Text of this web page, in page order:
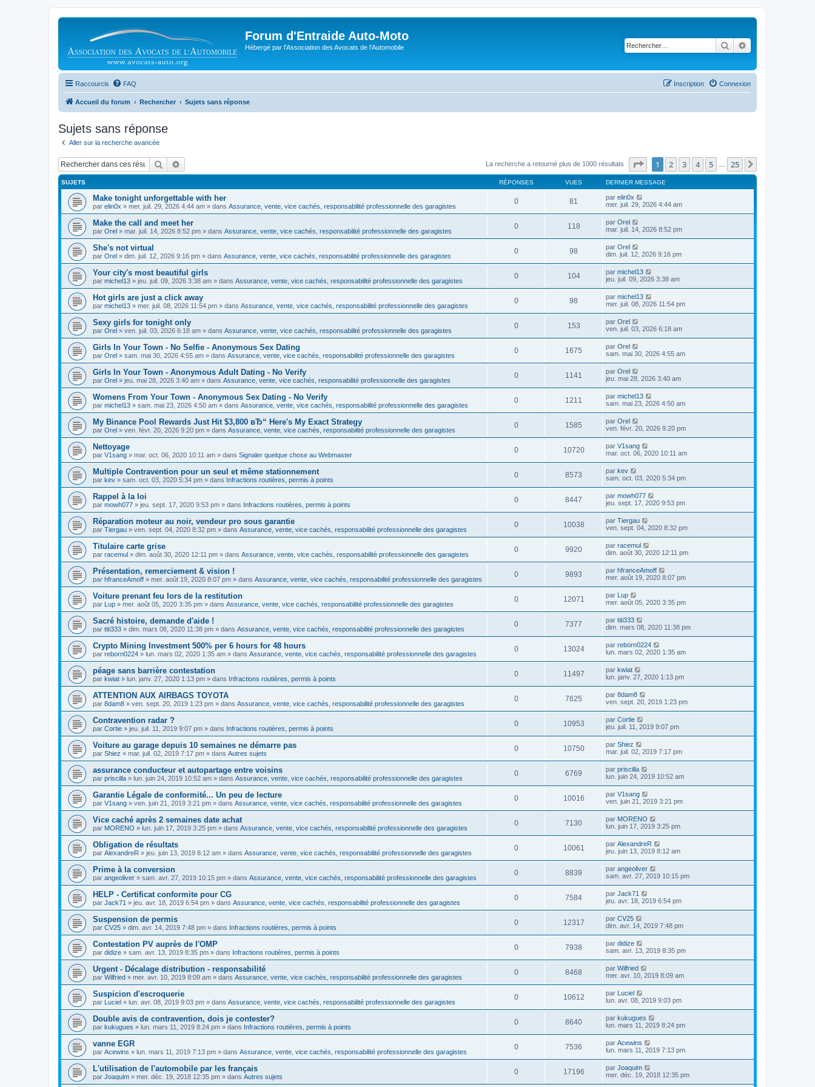
Forum d'Entraide Auto-Moto
Hébergé par l'Association des Avocats de l'Automobile Rechercher
Raccourcis FAQ Connexion
Inscription
Accueil du forum Rechercher Sujets sans réponse
Sujets sans réponse
Aller sur la recherche avancée
Rechercher La recherche a retourné plus de 1000 résultats Page sur25
1 2 3 4 5 25
SUJETS RÉPONSES VUES DERNIER MESSAGE
Make tonight unforgettable with her
par elin0x » mer. juil. 29, 2026 4:44 am » dans Assurance, vente, vice cachés, responsabilité professionnelle des garagistes
0 81 par elin0x
mer. juil. 29, 2026 4:44 am
Make the call and meet her
par Orel » mar. juil. 14, 2026 8:52 pm » dans Assurance, vente, vice cachés, responsabilité professionnelle des garagistes
0 118 par Orel
mar. juil. 14, 2026 8:52 pm
She's not virtual
par Orel » dim. juil. 12, 2026 9:16 pm » dans Assurance, vente, vice cachés, responsabilité professionnelle des garagistes
0 98 par Orel
dim. juil. 12, 2026 9:16 pm
Your city's most beautiful girls
par michel13 » jeu. juil. 09, 2026 3:38 am » dans Assurance, vente, vice cachés, responsabilité professionnelle des garagistes
0 104 par michel13
jeu. juil. 09, 2026 3:38 am
Hot girls are just a click away
par michel13 » mer. juil. 08, 2026 11:54 pm » dans Assurance, vente, vice cachés, responsabilité professionnelle des garagistes
0 98 par michel13
mer. juil. 08, 2026 11:54 pm
Sexy girls for tonight only
par Orel » ven. juil. 03, 2026 6:18 am » dans Assurance, vente, vice cachés, responsabilité professionnelle des garagistes
0 153 par Orel
ven. juil. 03, 2026 6:18 am
Girls In Your Town - No Selfie - Anonymous Sex Dating
par Orel » sam. mai 30, 2026 4:55 am » dans Assurance, vente, vice cachés, responsabilité professionnelle des garagistes
0 1675 par Orel
sam. mai 30, 2026 4:55 am
Girls In Your Town - Anonymous Adult Dating - No Verify
par Orel » jeu. mai 28, 2026 3:40 am » dans Assurance, vente, vice cachés, responsabilité professionnelle des garagistes
0 1141 par Orel
jeu. mai 28, 2026 3:40 am
Womens From Your Town - Anonymous Sex Dating - No Verify
par michel13 » sam. mai 23, 2026 4:50 am » dans Assurance, vente, vice cachés, responsabilité professionnelle des garagistes
0 1211 par michel13
sam. mai 23, 2026 4:50 am
My Binance Pool Rewards Just Hit $3,800 вЂ“ Here's My Exact Strategy
par Orel » ven. févr. 20, 2026 9:20 pm » dans Assurance, vente, vice cachés, responsabilité professionnelle des garagistes
0 1585 par Orel
ven. févr. 20, 2026 9:20 pm
Nettoyage
par V1sang » mar. oct. 06, 2020 10:11 am » dans Signaler quelque chose au Webmaster
0 10720 par V1sang
mar. oct. 06, 2020 10:11 am
Multiple Contravention pour un seul et même stationnement
par kev » sam. oct. 03, 2020 5:34 pm » dans Infractions routières, permis à points
0 8573 par kev
sam. oct. 03, 2020 5:34 pm
Rappel à la loi
par mowh077 » jeu. sept. 17, 2020 9:53 pm » dans Infractions routières, permis à points
0 8447 par mowh077
jeu. sept. 17, 2020 9:53 pm
Réparation moteur au noir, vendeur pro sous garantie
par Tiergau » ven. sept. 04, 2020 8:32 pm » dans Assurance, vente, vice cachés, responsabilité professionnelle des garagistes
0 10038 par Tiergau
ven. sept. 04, 2020 8:32 pm
Titulaire carte grise
par racemul » dim. août 30, 2020 12:11 pm » dans Assurance, vente, vice cachés, responsabilité professionnelle des garagistes
0 9920 par racemul
dim. août 30, 2020 12:11 pm
Présentation, remerciement & vision !
par hfranceAmoff » mer. août 19, 2020 8:07 pm » dans Assurance, vente, vice cachés, responsabilité professionnelle des garagistes
0 9893 par hfranceAmoff
mer. août 19, 2020 8:07 pm
Voiture prenant feu lors de la restitution
par Lup » mer. août 05, 2020 3:35 pm » dans Assurance, vente, vice cachés, responsabilité professionnelle des garagistes
0 12071 par Lup
mer. août 05, 2020 3:35 pm
Sacré histoire, demande d'aide !
par titi333 » dim. mars 08, 2020 11:38 pm » dans Assurance, vente, vice cachés, responsabilité professionnelle des garagistes
0 7377 par titi333
dim. mars 08, 2020 11:38 pm
Crypto Mining Investment 500% per 6 hours for 48 hours
par reborn0224 » lun. mars 02, 2020 1:35 am » dans Assurance, vente, vice cachés, responsabilité professionnelle des garagistes
0 13024 par reborn0224
lun. mars 02, 2020 1:35 am
péage sans barrière contestation
par kwiat » lun. janv. 27, 2020 1:13 pm » dans Infractions routières, permis à points
0 11497 par kwiat
lun. janv. 27, 2020 1:13 pm
ATTENTION AUX AIRBAGS TOYOTA
par 8dam8 » ven. sept. 20, 2019 1:23 pm » dans Assurance, vente, vice cachés, responsabilité professionnelle des garagistes
0 7625 par 8dam8
ven. sept. 20, 2019 1:23 pm
Contravention radar ?
par Cortie » jeu. juil. 11, 2019 9:07 pm » dans Infractions routières, permis à points
0 10953 par Cortie
jeu. juil. 11, 2019 9:07 pm
Voiture au garage depuis 10 semaines ne démarre pas
par Shiez » mar. juil. 02, 2019 7:17 pm » dans Autres sujets
0 10750 par Shiez
mar. juil. 02, 2019 7:17 pm
assurance conducteur et autopartage entre voisins
par priscilla » lun. juin 24, 2019 10:52 am » dans Assurance, vente, vice cachés, responsabilité professionnelle des garagistes
0 6769 par priscilla
lun. juin 24, 2019 10:52 am
Garantie Légale de conformité... Un peu de lecture
par V1sang » ven. juin 21, 2019 3:21 pm » dans Assurance, vente, vice cachés, responsabilité professionnelle des garagistes
0 10016 par V1sang
ven. juin 21, 2019 3:21 pm
Vice caché après 2 semaines date achat
par MORENO » lun. juin 17, 2019 3:25 pm » dans Assurance, vente, vice cachés, responsabilité professionnelle des garagistes
0 7130 par MORENO
lun. juin 17, 2019 3:25 pm
Obligation de résultats
par AlexandreR » jeu. juin 13, 2019 8:12 am » dans Assurance, vente, vice cachés, responsabilité professionnelle des garagistes
0 10061 par AlexandreR
jeu. juin 13, 2019 8:12 am
Prime à la conversion
par angeoliver » sam. avr. 27, 2019 10:15 pm » dans Assurance, vente, vice cachés, responsabilité professionnelle des garagistes
0 8839 par angeoliver
sam. avr. 27, 2019 10:15 pm
HELP - Certificat conformite pour CG
par Jack71 » jeu. avr. 18, 2019 6:54 pm » dans Assurance, vente, vice cachés, responsabilité professionnelle des garagistes
0 7584 par Jack71
jeu. avr. 18, 2019 6:54 pm
Suspension de permis
par CV25 » dim. avr. 14, 2019 7:48 pm » dans Infractions routières, permis à points
0 12317 par CV25
dim. avr. 14, 2019 7:48 pm
Contestation PV auprès de l'OMP
par didize » sam. avr. 13, 2019 8:35 pm » dans Infractions routières, permis à points
0 7938 par didize
sam. avr. 13, 2019 8:35 pm
Urgent - Décalage distribution - responsabilité
par Wilfried » mer. avr. 10, 2019 8:09 am » dans Assurance, vente, vice cachés, responsabilité professionnelle des garagistes
0 8468 par Wilfried
mer. avr. 10, 2019 8:09 am
Suspicion d'escroquerie
par Luciel » lun. avr. 08, 2019 9:03 pm » dans Assurance, vente, vice cachés, responsabilité professionnelle des garagistes
0 10612 par Luciel
lun. avr. 08, 2019 9:03 pm
Double avis de contravention, dois je contester?
par kukugues » lun. mars 11, 2019 8:24 pm » dans Infractions routières, permis à points
0 8640 par kukugues
lun. mars 11, 2019 8:24 pm
vanne EGR
par Acewins » lun. mars 11, 2019 7:13 pm » dans Assurance, vente, vice cachés, responsabilité professionnelle des garagistes
0 7536 par Acewins
lun. mars 11, 2019 7:13 pm
L'utilisation de l'automobile par les français
par Joaquim » mer. déc. 19, 2018 12:35 pm » dans Autres sujets
0 17196 par Joaquim
mer. déc. 19, 2018 12:35 pm